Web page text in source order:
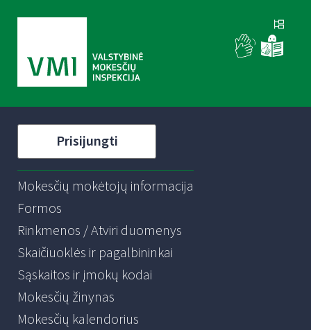
Prisijungti
Mokesčių mokėtojų informacija
Formos
Rinkmenos / Atviri duomenys
Skaičiuoklės ir pagalbininkai
Sąskaitos ir įmokų kodai
Mokesčių žinynas
Mokesčių kalendorius